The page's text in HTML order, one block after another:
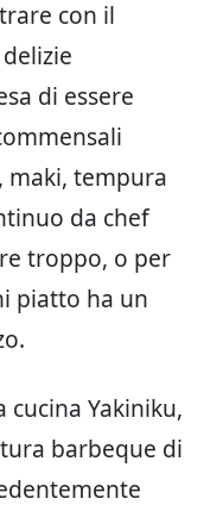
con il
di essere
maki, tempura
da chef
troppo, o per
piatto ha un
Yakiniku,
barbeque di